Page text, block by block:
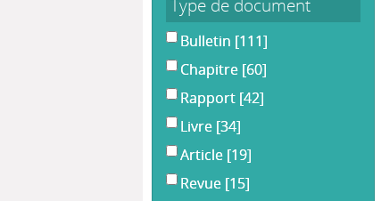
Type de document
Bulletin [111]
Chapitre [60]
Rapport [42]
Livre [34]
Article [19]
Revue [15]